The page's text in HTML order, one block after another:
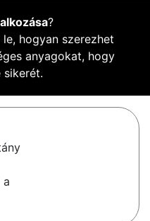
?
le, hogyan szerezhet
anyagokat, hogy
sikerét.
a